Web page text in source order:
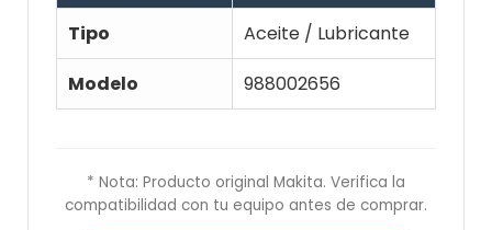
Tipo
Aceite / Lubricante
Modelo
988002656
* Nota: Producto original Makita. Verifica la
compatibilidad con tu equipo antes de comprar.